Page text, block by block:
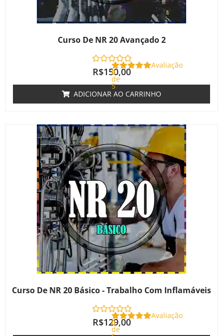
Curso De NR 20 Avançado 2
Avaliação
0
de
5
R$150,00
ADICIONAR AO CARRINHO
Curso De NR 20 Básico - Trabalho Com Inflamáveis
Avaliação
0
de
R$129,00